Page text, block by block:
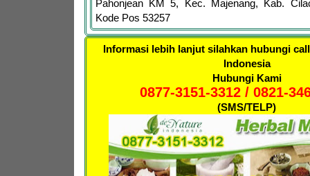
Pahonjean KM 5, Kec. Majenang, Kab.
Kode Pos 53257
Informasi lebih lanjut silahkan hubungi
Indonesia
Hubungi Kami
0877-3151-3312 / 0821-
(SMS/TELP)